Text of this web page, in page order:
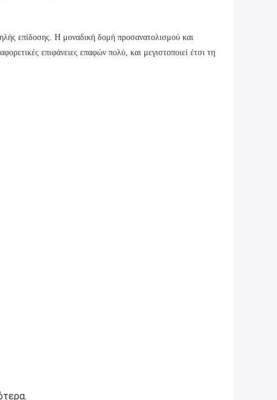
επίδοσης. Η μοναδική δομή προσανατολισμού και
επιφάνειες επαφών πολύ, και μεγιστοποιεί έτσι τη